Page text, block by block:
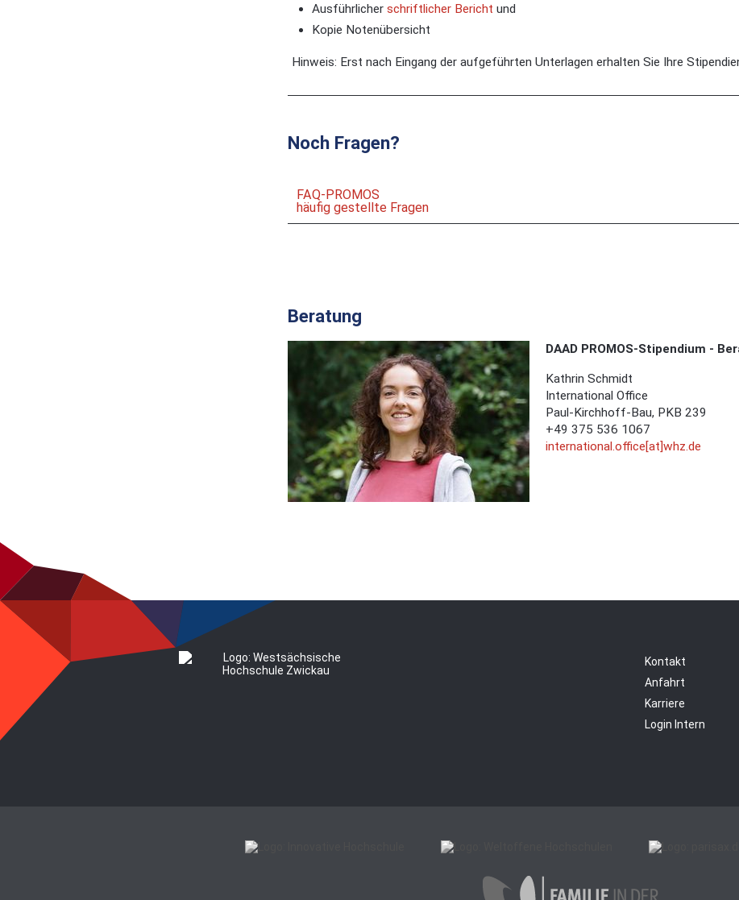
Ausführlicher schriftlicher Bericht und
Kopie Notenübersicht
Hinweis: Erst nach Eingang der aufgeführten Unterlagen erhalten Sie Ihre
Noch Fragen?
FAQ-PROMOS
häufig gestellte Fragen
Beratung
DAAD PROMOS-Stipendium -
Kathrin Schmidt
International Office
Paul-Kirchhoff-Bau, PKB 239
+49 375 536 1067
international.office[at]whz.de
Kontakt
Anfahrt
Karriere
Login Intern